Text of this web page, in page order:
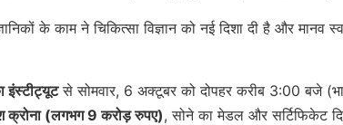
के काम ने चिकित्सा विज्ञान को नई दिशा दी है और मानव
इंस्टीट्यूटसे सोमवार, 6 अक्टूबर को दोपहर करीब 3:00 बजे
क्रोना (लगभग 9 करोड़ रुपए), सोने का मेडल और सर्टिफिकेट